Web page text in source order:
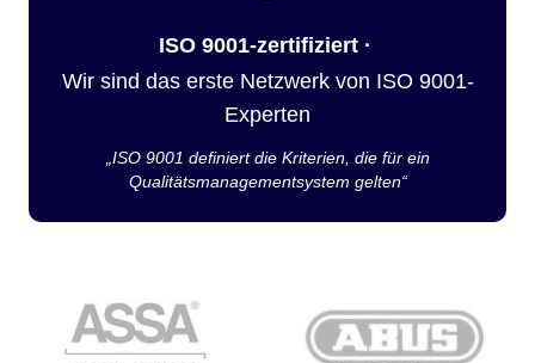
ISO 9001-zertifiziert ·
Wir sind das erste Netzwerk von ISO 9001-
Experten
„ISO 9001 definiert die Kriterien, die für ein
Qualitätsmanagementsystem gelten“